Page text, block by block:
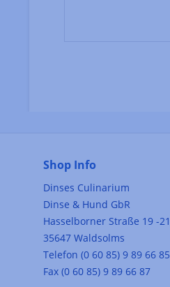
Shop Info
Dinses Culinarium
Dinse & Hund GbR
Hasselborner Straße 19 -21
35647 Waldsolms
Telefon (0 60 85) 9 89 66 85
Fax (0 60 85) 9 89 66 87